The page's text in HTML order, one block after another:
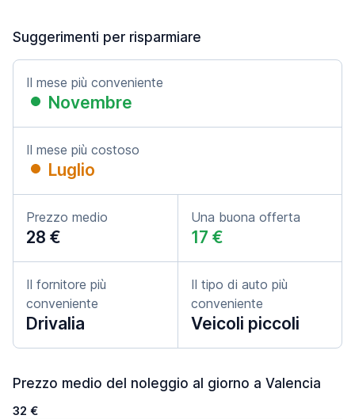
Suggerimenti per risparmiare
Il mese più conveniente
Novembre
Il mese più costoso
Luglio
Prezzo medio
28 €
Una buona offerta
17 €
Il fornitore più
conveniente
Drivalia
Il tipo di auto più
conveniente
Veicoli piccoli
Prezzo medio del noleggio al giorno a Valencia
32 €